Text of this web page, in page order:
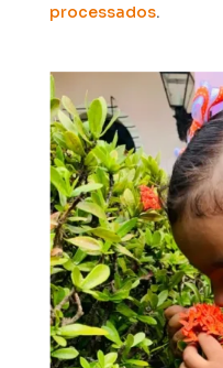
processados.